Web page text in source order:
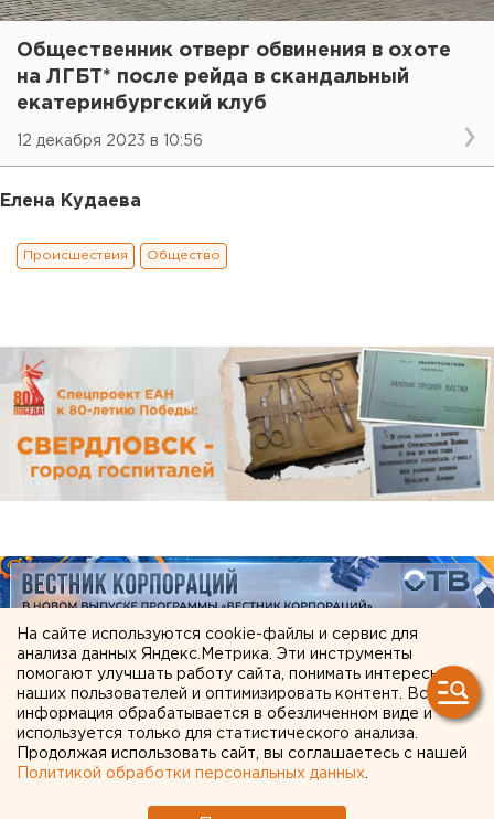
Общественник отверг обвинения в охоте
на ЛГБТ* после рейда в скандальный
екатеринбургский клуб
12 декабря 2023 в 10:56
Елена Кудаева
Происшествия Общество
ЧИТАЙТЕ ТАКЖЕ:
На сайте используются cookie-файлы и сервис для
анализа данных Яндекс.Метрика. Эти инструменты
помогают улучшать работу сайта, понимать интересы
наших пользователей и оптимизировать контент. Вся
информация обрабатывается в обезличенном виде и
используется только для статистического анализа.
Продолжая использовать сайт, вы соглашаетесь с нашей
Политикой обработки персональных данных